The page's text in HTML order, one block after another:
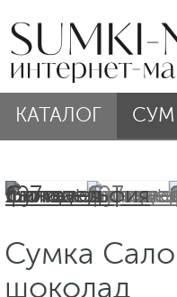
КАТАЛОГ
Сумка
шоколад